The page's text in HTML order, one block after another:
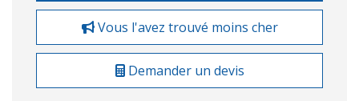
Vous l'avez trouvé moins cher
Demander un devis